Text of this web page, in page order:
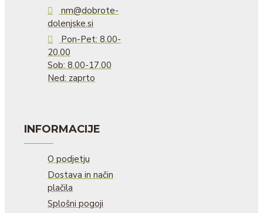
nm@dobrote-
dolenjske.si
Pon-Pet: 8.00-
20.00
Sob: 8.00-17.00
Ned: zaprto
INFORMACIJE
O podjetju
Dostava in način
plačila
Splošni pogoji